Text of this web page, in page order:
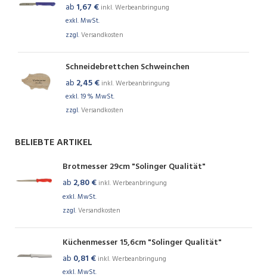
ab 1,67 € inkl. Werbeanbringung
exkl. MwSt.
zzgl.Versandkosten
Schneidebrettchen Schweinchen
ab 2,45€ inkl. Werbeanbringung
exkl. 19 % MwSt.
zzgl.Versandkosten
BELIEBTE ARTIKEL
Brotmesser 29cm "Solinger Qualität"
ab 2,80€ inkl. Werbeanbringung
exkl. MwSt.
zzgl.Versandkosten
Küchenmesser 15,6cm "Solinger Qualität"
ab 0,81 € inkl. Werbeanbringung
exkl. MwSt.